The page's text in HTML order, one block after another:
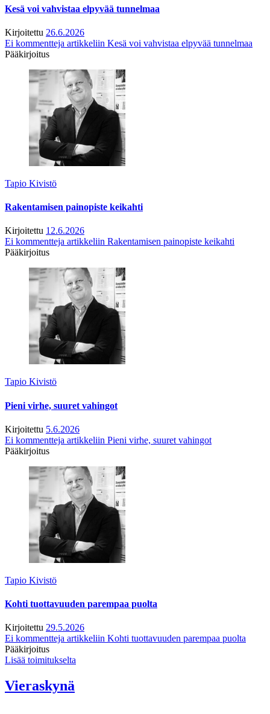
Kesä voi vahvistaa elpyvää tunnelmaa
Kirjoitettu 26.6.2026
Ei kommentteja artikkeliin Kesä voi vahvistaa elpyvää tunnelmaa
Pääkirjoitus
Tapio Kivistö
Rakentamisen painopiste keikahti
Kirjoitettu 12.6.2026
Ei kommentteja artikkeliin Rakentamisen painopiste keikahti
Pääkirjoitus
Tapio Kivistö
Pieni virhe, suuret vahingot
Kirjoitettu 5.6.2026
Ei kommentteja artikkeliin Pieni virhe, suuret vahingot
Pääkirjoitus
Tapio Kivistö
Kohti tuottavuuden parempaa puolta
Kirjoitettu 29.5.2026
Ei kommentteja artikkeliin Kohti tuottavuuden parempaa puolta
Pääkirjoitus
Lisää toimitukselta
Vieraskynä